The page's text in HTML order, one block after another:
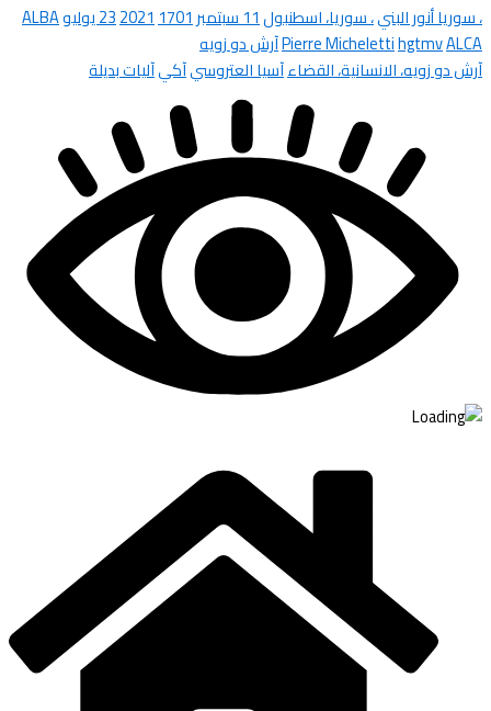
، سوريا أنور البني، سوريا، اسطنبول11 سبتمبر 1701
202123 يوليو
ALBA
ALCA
hgtmv
Pierre Michelettiآرش دو زويه
آرش دو زويه، الانسانية، القضاءآسيا العتروسيآكيآليات بديلة